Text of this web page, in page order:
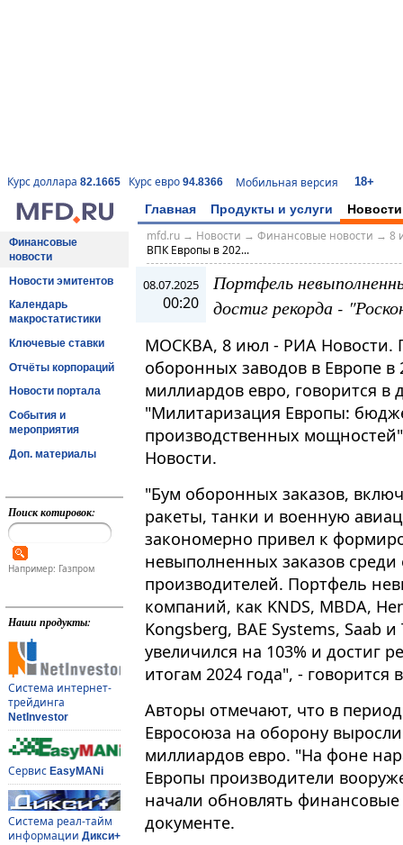
Курс доллара 82.1665 Курс евро 94.8366 Мобильная версия 18+
Главная Продукты и услуги Новости
Финансовые
новости
Новости эмитентов
Календарь
макростатистики
Ключевые ставки
Отчёты корпораций
Новости портала
События и
мероприятия
Доп. материалы
Поиск котировок:
Например: Газпром
Наши продукты:
Система интернет-
трейдинга
NetInvestor
Сервис EasyMANi
Система реал-тайм
информации Дикси+
mfd.ru→ Новости → Финансовые новости → 8
ВПК Европы в 202...
08.07.2025
00:20
Портфель
достиг рекорда -
МОСКВА, 8 июл - РИА Новости.
оборонных заводов в Европе в
миллиардов евро, говорится в
"Милитаризация Европы:
производственных
Новости.
"Бум оборонных заказов,
ракеты, танки и военную
закономерно привел к
невыполненных заказов
производителей​​​. Портфель
компаний, как KNDS, MBDA,
Kongsberg, BAE Systems, Saab
увеличился на 103% и достиг
итогам 2024 года", - говорится
Авторы отмечают, что в
Евросоюза на оборону
миллиардов евро. "На фоне
Европы производители
начали обновлять
документе.